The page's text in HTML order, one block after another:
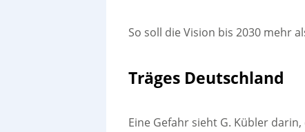
So soll die Vision bis 2030 mehr
Träges Deutschland
Eine Gefahr sieht G. Kübler